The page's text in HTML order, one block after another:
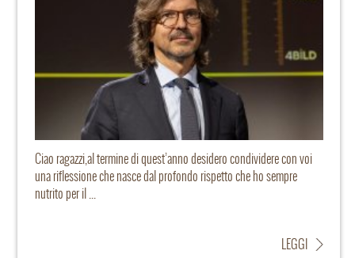
Ciao ragazzi,al termine di quest’anno desidero condividere con voi
una riflessione che nasce dal profondo rispetto che ho sempre
nutrito per il ...
LEGGI